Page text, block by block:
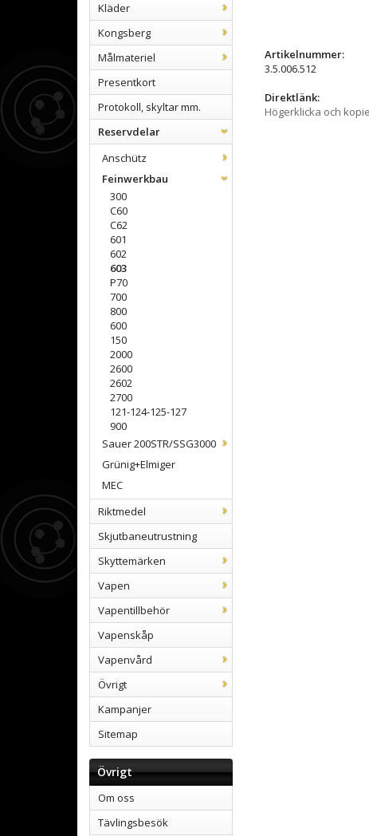
Kläder
Kongsberg
Målmateriel
Presentkort
Protokoll, skyltar mm.
Reservdelar
Anschütz
Feinwerkbau
300
C60
C62
601
602
603
P70
700
800
600
150
2000
2600
2602
2700
121-124-125-127
900
Sauer 200STR/SSG3000
Grünig+Elmiger
MEC
Riktmedel
Skjutbaneutrustning
Skyttemärken
Vapen
Vapentillbehör
Vapenskåp
Vapenvård
Övrigt
Kampanjer
Sitemap
Övrigt
Om oss
Tävlingsbesök
Artikelnummer:
3.5.006.512
Direktlänk:
Högerklicka och